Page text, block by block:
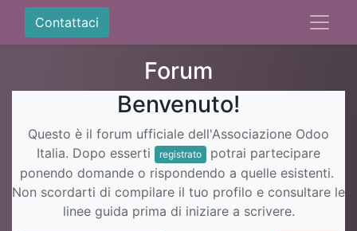
Contattaci
Forum
Benvenuto!
Questo è il forum ufficiale dell'Associazione Odoo
Italia. Dopo esserti
registrato
potrai partecipare
ponendo domande o rispondendo a quelle esistenti.
Non scordarti di compilare il tuo profilo e consultare le
linee guida prima di iniziare a scrivere.